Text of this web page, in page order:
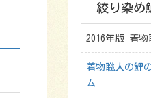
絞り染め
2016年版 着物
着物職人の鯉
ム